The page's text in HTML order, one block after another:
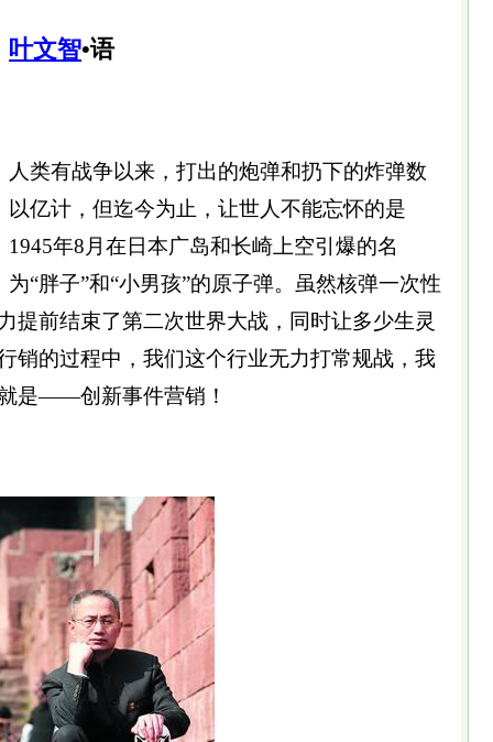
叶文智•语
人类有战争以来，打出的炮弹和扔下的炸弹数
以亿计，但迄今为止，让世人不能忘怀的是
1945年8月在日本广岛和长崎上空引爆的名
为“胖子”和“小男孩”的原子弹。虽然核弹一次性
提前结束了第二次世界大战，同时让多少生灵
销的过程中，我们这个行业无力打常规战，我
是——创新事件营销！